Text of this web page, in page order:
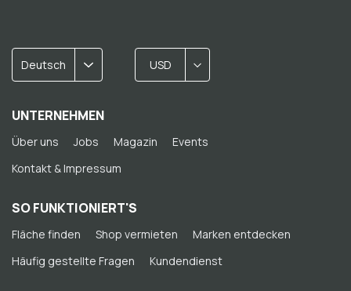
Deutsch USD
UNTERNEHMEN
Über uns Jobs Magazin
Events
Kontakt & Impressum
SO FUNKTIONIERT'S
Fläche finden Shop vermieten
Marken entdecken
Häufig gestellte Fragen
Kundendienst